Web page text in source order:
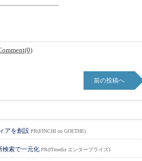
前の投稿へ
アを創設 PR(FINCHI on GOETHE)
索で一元化 PR(ITmedia エンタープライズ)